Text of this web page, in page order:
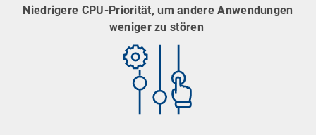
Niedrigere CPU-Priorität, um andere Anwendungen
weniger zu stören